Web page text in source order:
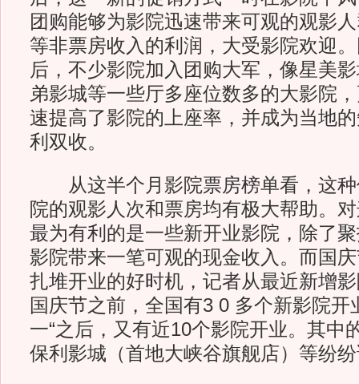
团购能够为影院迅速带来可观的观影
等非票房收入的利润，大受影院欢迎
后，不少影院加入团购大军，像星美
弟影城等一些厅多座位数多的大影院
速提高了影院的上座率，并成为当地
利双收。
从这半个月影院票房榜单看，这种
院的观影人次和票房均有极大帮助。
最为有利的是一些新开业影院，除了
影院带来一笔可观的现金收入。而国
扎堆开业的好时机，记者从最近新增
国庆节之前，全国有3 0 多个新影院开
一“之后，又有近10个影院开业。其中
保利影城（首地大峡谷旗舰店）等纷纷